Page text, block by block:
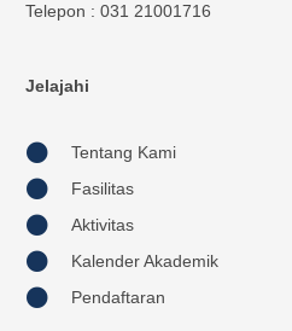
Telepon : 031 21001716
Jelajahi
Tentang Kami
Fasilitas
Aktivitas
Kalender Akademik
Pendaftaran